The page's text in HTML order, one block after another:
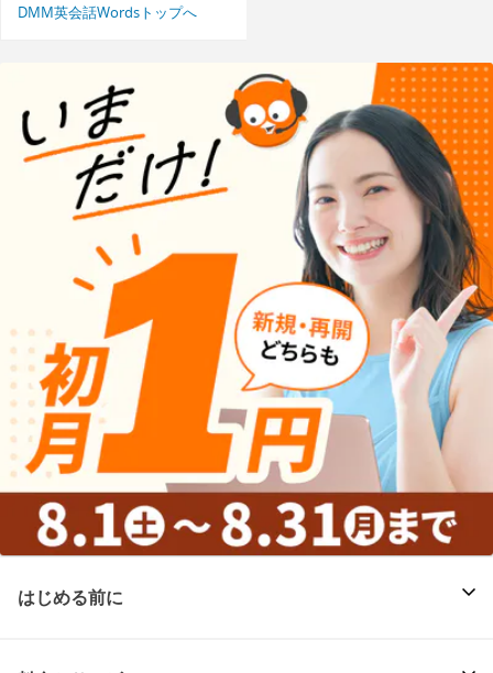
DMM英会話Wordsトップへ
はじめる前に